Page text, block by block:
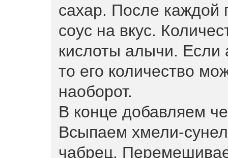
сахар. После каждой
соус на вкус.
кислоты алычи.
то его количество
наоборот.
В конце добавляем
Всыпаем хмели-
чабрец.